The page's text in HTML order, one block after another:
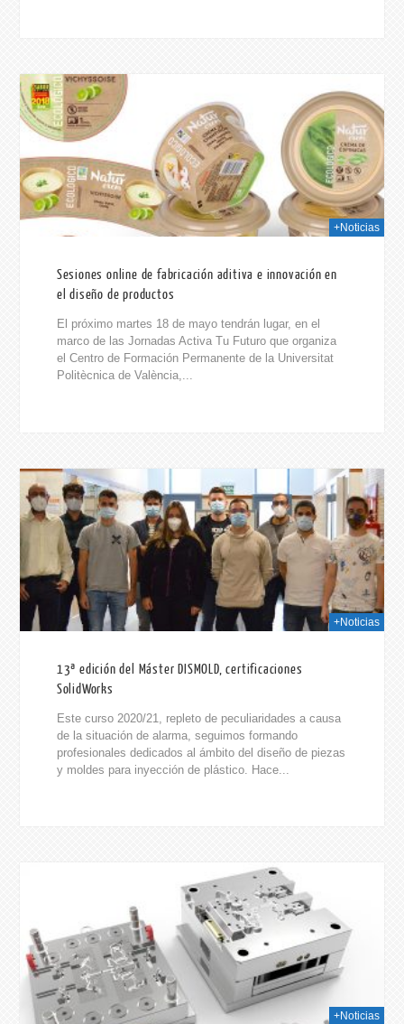
+Noticias
Sesiones online de fabricación aditiva e innovación en
el diseño de productos
El próximo martes 18 de mayo tendrán lugar, en el
marco de las Jornadas Activa Tu Futuro que organiza
el Centro de Formación Permanente de la Universitat
Politècnica de València,...
+Noticias
13ª edición del Máster DISMOLD, certificaciones
SolidWorks
Este curso 2020/21, repleto de peculiaridades a causa
de la situación de alarma, seguimos formando
profesionales dedicados al ámbito del diseño de piezas
y moldes para inyección de plástico. Hace...
+Noticias